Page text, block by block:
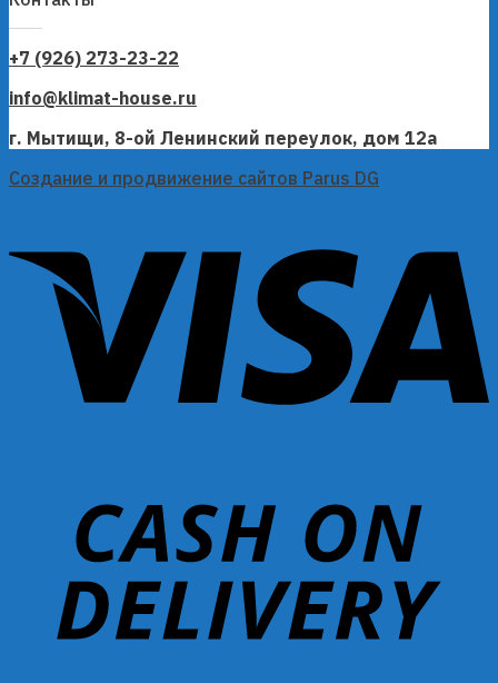
+7 (926) 273-23-22
info@klimat-house.ru
г. Мытищи, 8-ой Ленинский переулок, дом 12а
Создание и продвижение сайтов Parus DG